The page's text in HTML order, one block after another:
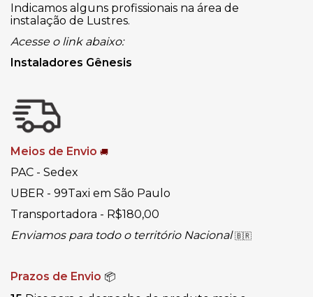
Indicamos alguns profissionais na área de
instalação de Lustres.
Acesse o link abaixo:
Instaladores Gênesis
Meios de Envio 🚚
PAC - Sedex
UBER - 99Taxi em São Paulo
Transportadora - R$180,00
Enviamos para todo o território Nacional🇧🇷
Prazos de Envio 📦